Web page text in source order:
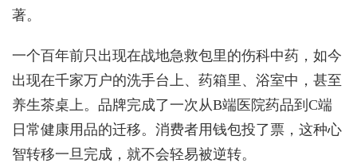
著。
一个百年前只出现在战地急救包里的伤科中药，如今
出现在千家万户的洗手台上、药箱里、浴室中，甚至
养生茶桌上。品牌完成了一次从B端医院药品到C端
日常健康用品的迁移。消费者用钱包投了票，这种心
智转移一旦完成，就不会轻易被逆转。